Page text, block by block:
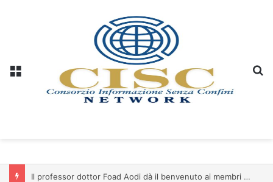
Il professor dottor Foad Aodi dà il benvenuto ai membri del Comitato per le Scienze delle Piramidi e le Scienze Archeologiche…